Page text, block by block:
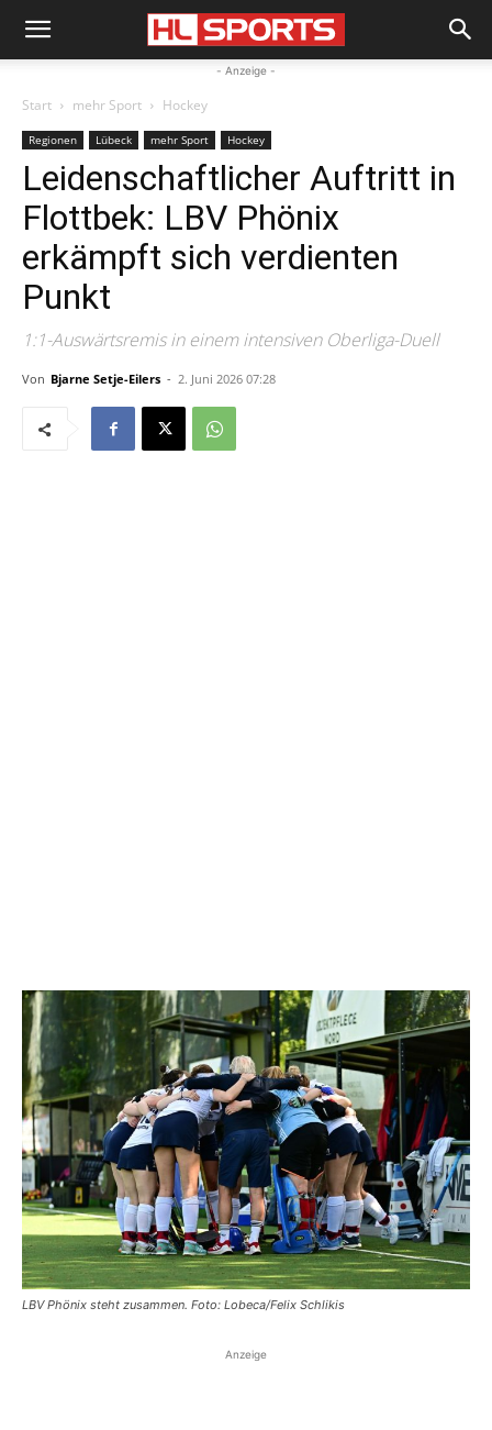
- Anzeige -
Start mehr Sport Hockey
Regionen Lübeck mehr Sport Hockey
Leidenschaftlicher Auftritt in
Flottbek: LBV Phönix
erkämpft sich verdienten
Punkt
1:1-Auswärtsremis in einem intensiven Oberliga-Duell
Von Bjarne Setje-Eilers - 2. Juni 2026 07:28
LBV Phönix steht zusammen. Foto: Lobeca/Felix Schlikis
Anzeige